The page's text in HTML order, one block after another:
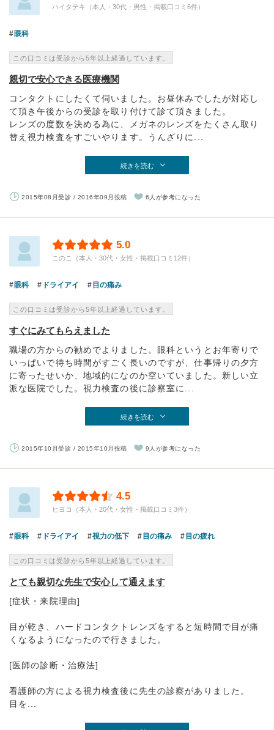
ハイタテキ（本人・30代・男性・掲載口コミ6件）
眼科
この口コミは受診から5年以上経過しています。
親切で安心できる医療機関
コンタクトにしたくて伺いました。お昼休みでしたが対応し
て頂き午後からの受診を取り付けて診て頂きました。
レンズの度数を決める為に、メガネのレンズをたくさん取り
替え視力検査をすごいやります。うんざりに...
続きを読む
2015年08月受診 / 2016年09月投稿 6人が参考になった
5.0
このこ（本人・30代・女性・掲載口コミ12件）
眼科 ドライアイ 目の痛み
この口コミは受診から5年以上経過しています。
すぐにみてもらえました
職場の方からの勧めでよりました。眼科というとお年寄りで
いっぱいで待ち時間がすごく長いのですが、仕事帰りの夕方
に寄ったせいか、地域的になのか空いていました。新しい立
派な医院でした。視力検査の後に診察室に...
続きを読む
2015年10月受診 / 2015年10月投稿 9人が参考になった
4.5
ヒヨコ（本人・20代・女性・掲載口コミ3件）
眼科 ドライアイ 視力の低下 目の痛み 目の疲れ
この口コミは受診から5年以上経過しています。
とても親切な先生で安心して通えます
[症状・来院理由]
目が乾き、ハードコンタクトレンズをすると短時間で目が痛
くなるようになったので行きました。
[医師の診断・治療法]
看護師の方による視力検査後に先生の診察がありました。
目を...